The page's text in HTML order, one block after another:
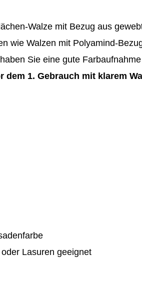
Walze mit Bezug aus
wie Walzen mit Polyamind-
Sie eine gute
dem 1. Gebrauch mit klarem
Lasuren geeignet